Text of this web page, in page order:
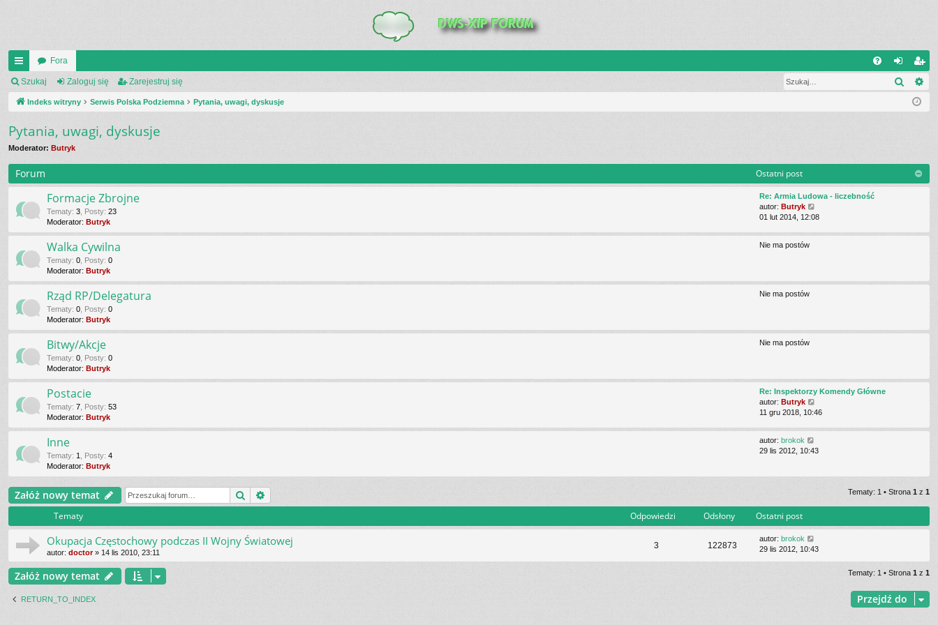
UI
C
_L
IN
K
S
Fora
al
ę
ar
ej
j
si
Szukaj Zaloguj się Zarejestruj się Szukaj
Indeks witryny Serwis Polska Podziemna Pytania, uwagi, dyskusje
Pytania, uwagi, dyskusje
Moderator: Butryk
Forum Ostatni post
Formacje Zbrojne
Tematy: 3, Posty: 23
Moderator: Butryk
Re: Armia Ludowa - liczebność
autor: Butryk
y
w
l
o
p
o
t
01 lut 2014, 12:08
Walka Cywilna
Tematy: 0, Posty: 0
Moderator: Butryk
Nie ma postów
Rząd RP/Delegatura
Tematy: 0, Posty: 0
Moderator: Butryk
Nie ma postów
Bitwy/Akcje
Tematy: 0, Posty: 0
Moderator: Butryk
Nie ma postów
Postacie
Tematy: 7, Posty: 53
Moderator: Butryk
Re: Inspektorzy Komendy Główne
autor: Butryk
y
w
e
l
j
o
s
11 gru 2018, 10:46
Inne
Tematy: 1, Posty: 4
Moderator: Butryk
autor: brokok
y
j
29 lis 2012, 10:43
Załóż nowy temat Szukaj Tematy: 1 • Strona 1 z 1
Tematy Odpowiedzi Odsłony Ostatni post
Okupacja Częstochowy podczas II Wojny Światowej
autor: doctor» 14 lis 2010, 23:11
3 122873
autor: brokok
29 lis 2012, 10:43
Załóż nowy temat Tematy: 1 • Strona 1 z 1
RETURN_TO_INDEX Przejdź do